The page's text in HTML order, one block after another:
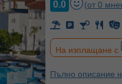
0.0 (от 0
На изплащане с
Пълно описание